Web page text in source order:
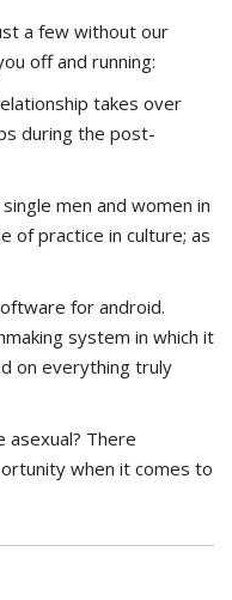
a few without our
off and running:
takes over
during the post-
men and women in
of practice in culture; as
for android.
system in which it
on everything truly
asexual? There
when it comes to